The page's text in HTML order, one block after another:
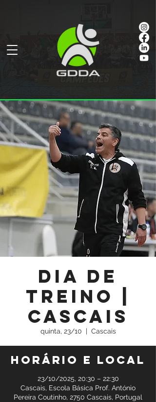
Dia de
Treino |
Cascais
quinta, 23/10
  |
Cascais
Horário e local
23/10/2025, 20:30 – 22:30
Cascais, Escola Básica Prof. António
Pereira Coutinho, 2750 Cascais, Portugal